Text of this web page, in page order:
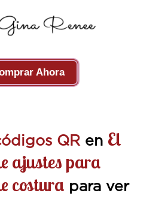
Ahora
QRen El
ajustes para
costura para ver